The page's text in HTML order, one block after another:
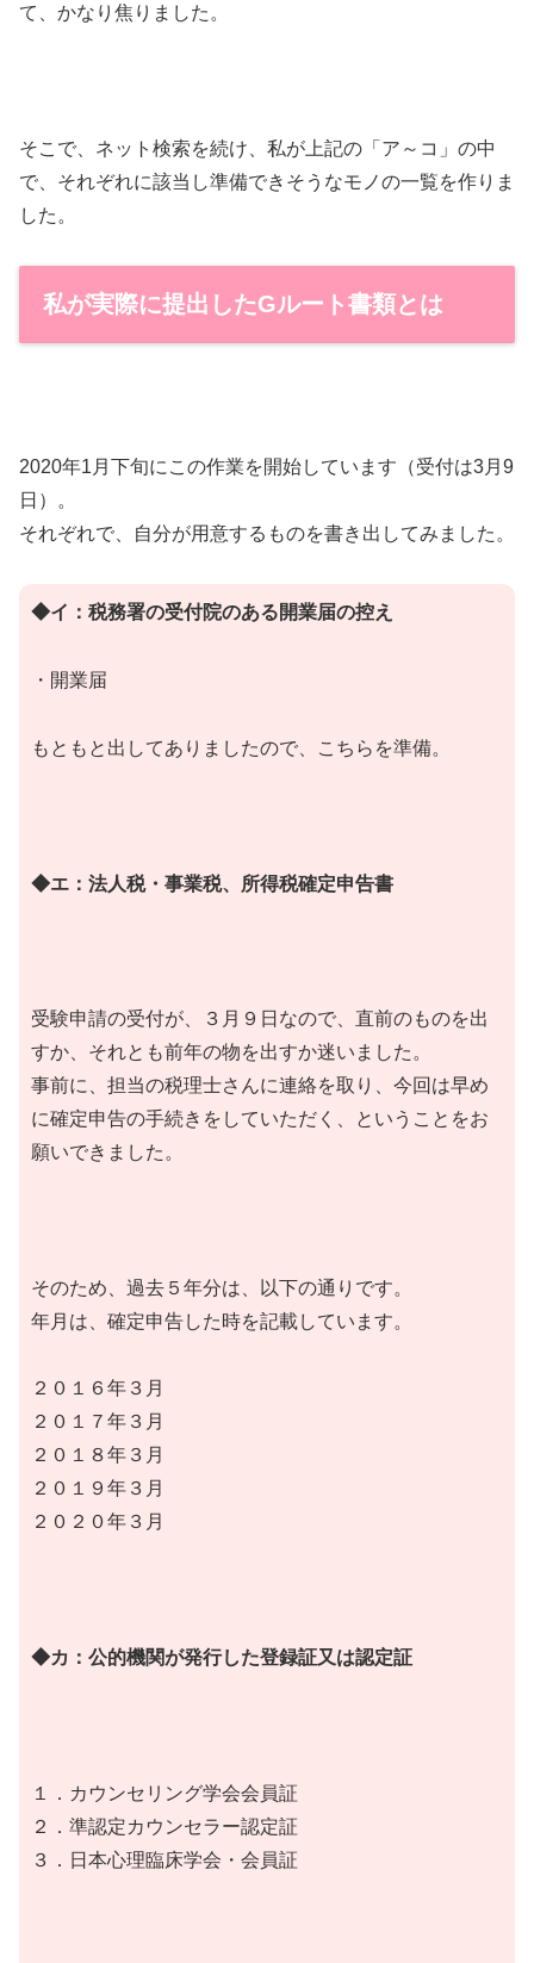
て、かなり焦りました。
そこで、ネット検索を続け、私が上記の「ア～コ」の中
で、それぞれに該当し準備できそうなモノの一覧を作りま
した。
私が実際に提出したGルート書類とは
2020年1月下旬にこの作業を開始しています（受付は3月9
日）。
それぞれで、自分が用意するものを書き出してみました。
◆イ：税務署の受付院のある開業届の控え
・開業届
もともと出してありましたので、こちらを準備。
◆エ：法人税・事業税、所得税確定申告書
受験申請の受付が、３月９日なので、直前のものを出
すか、それとも前年の物を出すか迷いました。
事前に、担当の税理士さんに連絡を取り、今回は早め
に確定申告の手続きをしていただく、ということをお
願いできました。
そのため、過去５年分は、以下の通りです。
年月は、確定申告した時を記載しています。
２０１６年３月
２０１７年３月
２０１８年３月
２０１９年３月
２０２０年３月
◆カ：公的機関が発行した登録証又は認定証
１．カウンセリング学会会員証
２．準認定カウンセラー認定証
３．日本心理臨床学会・会員証